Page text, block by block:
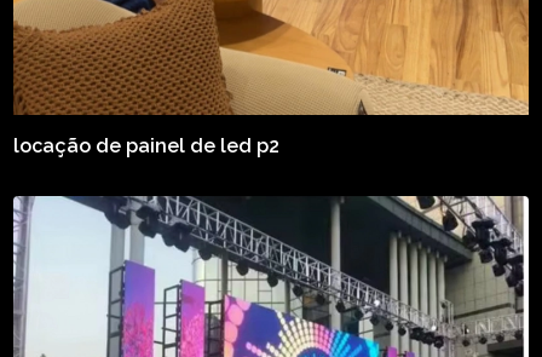
locação de painel de led p2